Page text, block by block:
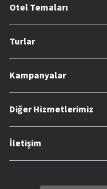
Otel Temaları
Turlar
Kampanyalar
Diğer Hizmetlerimiz
İletişim